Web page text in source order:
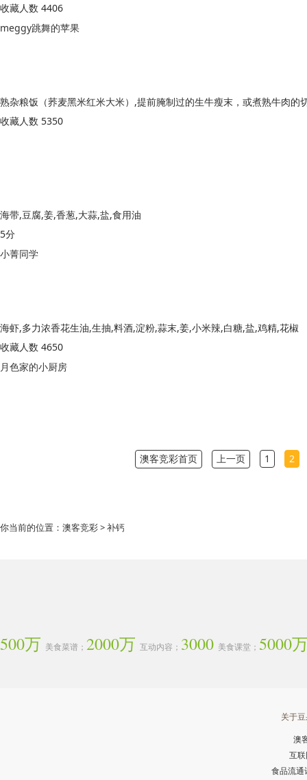
收藏人数 4406
meggy跳舞的苹果
收藏人数 5350
海带,豆腐,姜,香葱,大蒜,盐,食用油
5分
小菁同学
海虾,多力浓香花生油,生抽,料酒,淀粉,蒜末,姜,小米辣,白糖,盐,鸡精,花椒
收藏人数 4650
月色家的小厨房
澳客竞彩首页 上一页 1 2
你当前的位置： 澳客竞彩> 补钙
500万 美食菜谱； 2000万 互动内容； 3000 美食课堂； 5000
关于
澳
互
食品流